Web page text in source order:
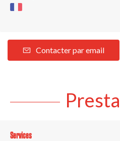
Contacter par email
Services